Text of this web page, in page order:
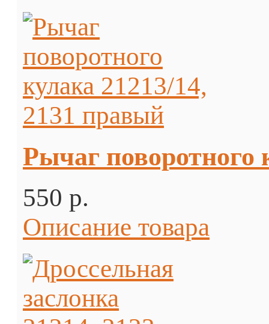
Рычаг поворотного
550 p.
Описание товара